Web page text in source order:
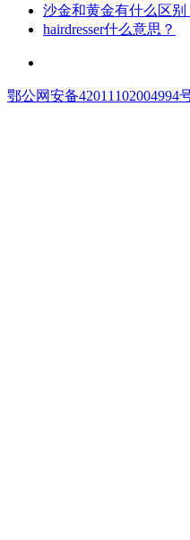
沙金和黄金有什么区别
​hairdresser什么意思？
鄂公网安备42011102004994